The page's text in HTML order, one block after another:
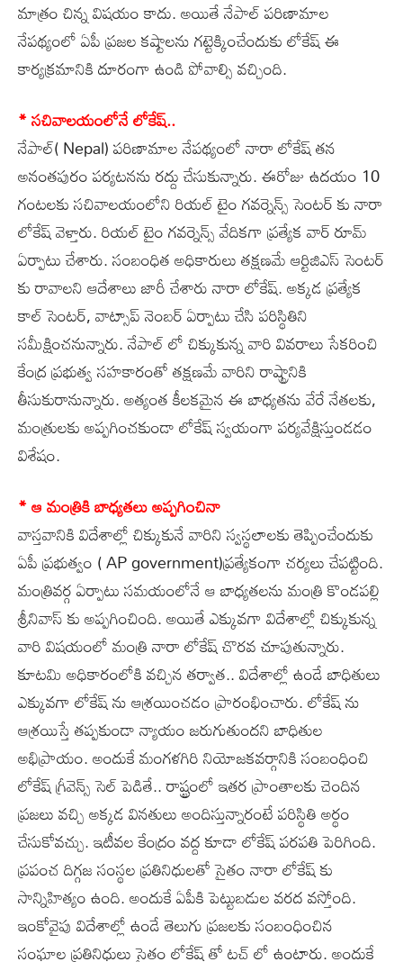
మాత్రం చిన్న విషయం కాదు. అయితే నేపాల్ పరిణామాల
నేపథ్యంలో ఏపీ ప్రజల కష్టాలను గట్టెక్కించేందుకు లోకేష్ ఈ
కార్యక్రమానికి దూరంగా ఉండి పోవాల్సి వచ్చింది.
* సచివాలయంలోనే లోకేష్..
నేపాల్( Nepal) పరిణామాల నేపథ్యంలో నారా లోకేష్ తన
అనంతపురం పర్యటనను రద్దు చేసుకున్నారు. ఈరోజు ఉదయం 10
గంటలకు సచివాలయంలోని రియల్ టైం గవర్నెన్స్ సెంటర్ కు నారా
లోకేష్ వెళ్తారు. రియల్ టైం గవర్నెన్స్ వేదికగా ప్రత్యేక వార్ రూమ్
ఏర్పాటు చేశారు. సంబంధిత అధికారులు తక్షణమే ఆర్టిజిఎస్ సెంటర్
కు రావాలని ఆదేశాలు జారీ చేశారు నారా లోకేష్. అక్కడ ప్రత్యేక
కాల్ సెంటర్, వాట్సాప్ నెంబర్ ఏర్పాటు చేసి పరిస్థితిని
సమీక్షించనున్నారు. నేపాల్ లో చిక్కుకున్న వారి వివరాలు సేకరించి
కేంద్ర ప్రభుత్వ సహకారంతో తక్షణమే వారిని రాష్ట్రానికి
తీసుకురానున్నారు. అత్యంత కీలకమైన ఈ బాధ్యతను వేరే నేతలకు,
మంత్రులకు అప్పగించకుండా లోకేష్ స్వయంగా పర్యవేక్షిస్తుండడం
విశేషం.
* ఆ మంత్రికి బాధ్యతలు అప్పగించినా
వాస్తవానికి విదేశాల్లో చిక్కుకునే వారిని స్వస్థలాలకు తెప్పించేందుకు
ఏపీ ప్రభుత్వం ( AP government)ప్రత్యేకంగా చర్యలు చేపట్టింది.
మంత్రివర్గ ఏర్పాటు సమయంలోనే ఆ బాధ్యతలను మంత్రి కొండపల్లి
శ్రీనివాస్ కు అప్పగించింది. అయితే ఎక్కువగా విదేశాల్లో చిక్కుకున్న
వారి విషయంలో మంత్రి నారా లోకేష్ చొరవ చూపుతున్నారు.
కూటమి అధికారంలోకి వచ్చిన తర్వాత.. విదేశాల్లో ఉండే బాధితులు
ఎక్కువగా లోకేష్ ను ఆశ్రయించడం ప్రారంభించారు. లోకేష్ ను
ఆశ్రయిస్తే తప్పకుండా న్యాయం జరుగుతుందని బాధితుల
అభిప్రాయం. అందుకే మంగళగిరి నియోజకవర్గానికి సంబంధించి
లోకేష్ గ్రీవెన్స్ సెల్ పెడితే.. రాష్ట్రంలో ఇతర ప్రాంతాలకు చెందిన
ప్రజలు వచ్చి అక్కడ వినతులు అందిస్తున్నారంటే పరిస్థితి అర్థం
చేసుకోవచ్చు. ఇటీవల కేంద్రం వద్ద కూడా లోకేష్ పరపతి పెరిగింది.
ప్రపంచ దిగ్గజ సంస్థల ప్రతినిధులతో సైతం నారా లోకేష్ కు
సాన్నిహిత్యం ఉంది. అందుకే ఏపీకి పెట్టుబడుల వరద వస్తోంది.
ఇంకోవైపు విదేశాల్లో ఉండే తెలుగు ప్రజలకు సంబంధించిన
సంఘాల ప్రతినిధులు సైతం లోకేష్ తో టచ్ లో ఉంటారు. అందుకే